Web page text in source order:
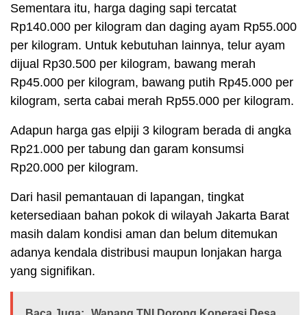
Sementara itu, harga daging sapi tercatat
Rp140.000 per kilogram dan daging ayam Rp55.000
per kilogram. Untuk kebutuhan lainnya, telur ayam
dijual Rp30.500 per kilogram, bawang merah
Rp45.000 per kilogram, bawang putih Rp45.000 per
kilogram, serta cabai merah Rp55.000 per kilogram.
Adapun harga gas elpiji 3 kilogram berada di angka
Rp21.000 per tabung dan garam konsumsi
Rp20.000 per kilogram.
Dari hasil pemantauan di lapangan, tingkat
ketersediaan bahan pokok di wilayah Jakarta Barat
masih dalam kondisi aman dan belum ditemukan
adanya kendala distribusi maupun lonjakan harga
yang signifikan.